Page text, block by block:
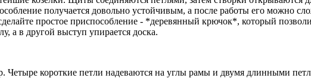
получается довольно устойчивым, а после работы его можно
простое приспособление - *деревянный крючок*, который
а в другой выступ упирается доска.
короткие петли надеваются на углы рамы и двумя длинными